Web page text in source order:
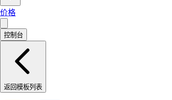
价格
控制台
返回模板列表